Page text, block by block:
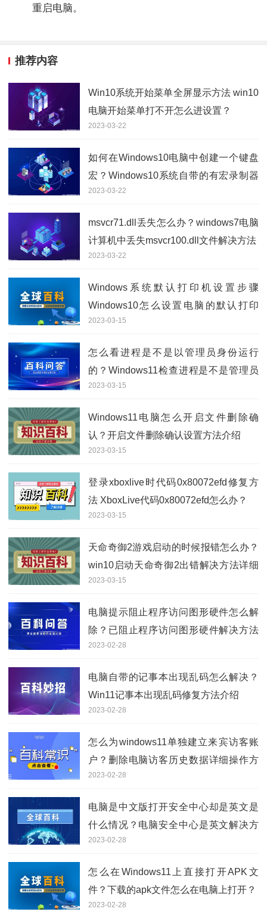
重启电脑。
推荐内容
Win10系统开始菜单全屏显示方法 win10
电脑开始菜单打不开怎么进设置？
2023-03-22
如何在Windows10电脑中创建一个键盘
宏？Windows10系统自带的有宏录制器
吗？
2023-03-22
msvcr71.dll丢失怎么办？windows7电脑
计算机中丢失msvcr100.dll文件解决方法
2023-03-22
Windows系统默认打印机设置步骤
Windows10怎么设置电脑的默认打印
机？
2023-03-15
怎么看进程是不是以管理员身份运行
的？Windows11检查进程是不是管理员
权限操作方法
2023-03-15
Windows11电脑怎么开启文件删除确
认？开启文件删除确认设置方法介绍
2023-03-15
登录xboxlive时代码0x80072efd修复方
法 XboxLive代码0x80072efd怎么办？
2023-03-15
天命奇御2游戏启动的时候报错怎么办？
win10启动天命奇御2出错解决方法详细
介绍
2023-03-15
电脑提示阻止程序访问图形硬件怎么解
除？已阻止程序访问图形硬件解决方法
分享
2023-02-28
电脑自带的记事本出现乱码怎么解决？
Win11记事本出现乱码修复方法介绍
2023-02-28
怎么为windows11单独建立来宾访客账
户？删除电脑访客历史数据详细操作方
法
2023-02-28
电脑是中文版打开安全中心却是英文是
什么情况？电脑安全中心是英文解决方
法分享
2023-02-28
怎么在Windows11上直接打开APK文
件？下载的apk文件怎么在电脑上打开？
2023-02-28